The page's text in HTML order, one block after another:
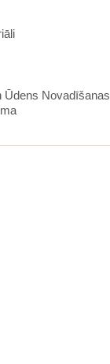
Ūdens Novadīšanas